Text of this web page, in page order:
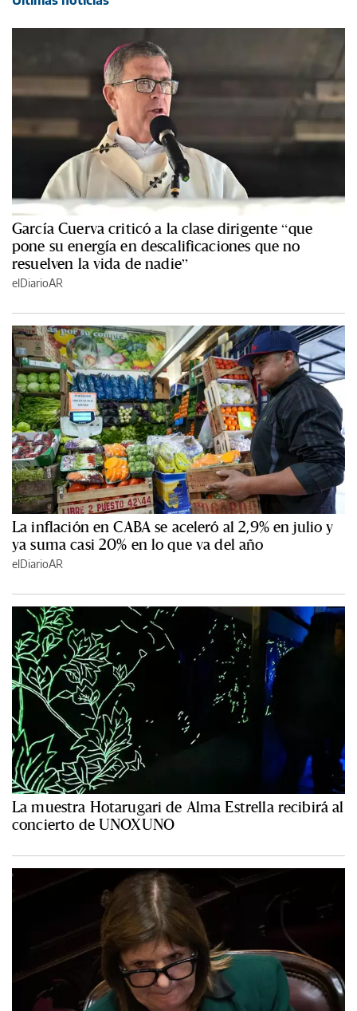
García Cuerva criticó a la clase dirigente “que
pone su energía en descalificaciones que no
resuelven la vida de nadie”
elDiarioAR
La inflación en CABA se aceleró al 2,9% en julio y
ya suma casi 20% en lo que va del año
elDiarioAR
La muestra Hotarugari de Alma Estrella recibirá al
concierto de UNOXUNO